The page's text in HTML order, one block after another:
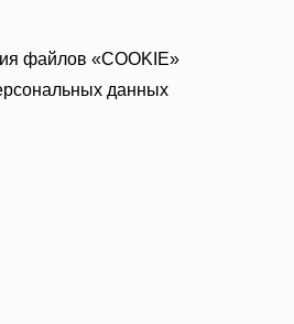
файлов «COOKIE»
данных